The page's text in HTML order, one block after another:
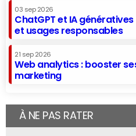
03 sep 2026
ChatGPT et IA
et usages responsables
21 sep 2026
Web analytics : booster
marketing
À NE PAS RATER